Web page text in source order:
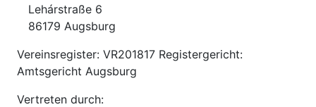
Lehárstraße 6
86179 Augsburg
Vereinsregister: VR201817 Registergericht:
Amtsgericht Augsburg
Vertreten durch: